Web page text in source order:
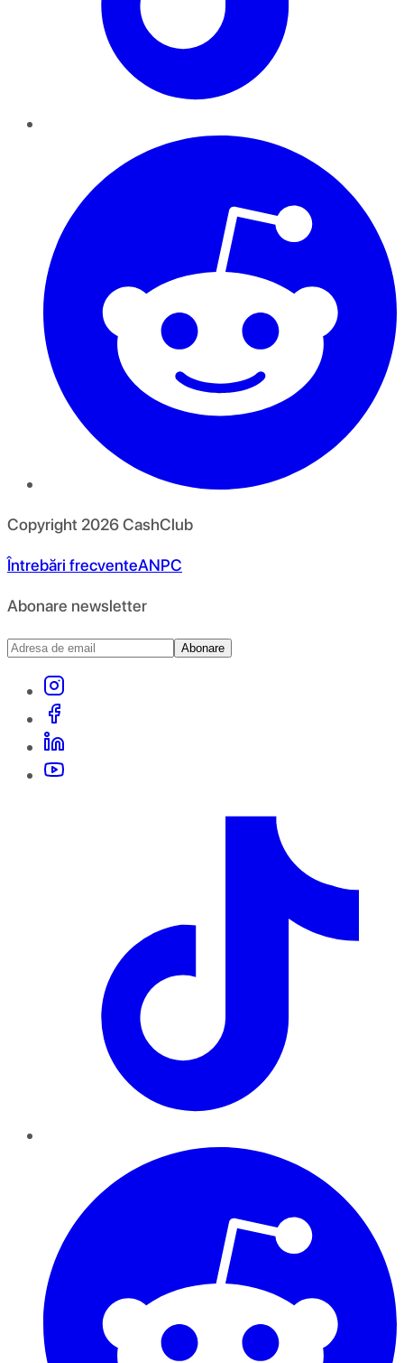
Copyright 2026CashClub
Întrebări frecventeANPC
Abonare newsletter
Abonare